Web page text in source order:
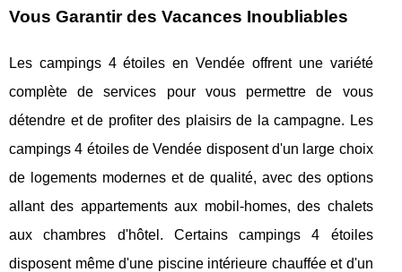
Vous Garantir des Vacances Inoubliables
Les campings 4 étoiles en Vendée offrent une variété
complète de services pour vous permettre de vous
détendre et de profiter des plaisirs de la campagne. Les
campings 4 étoiles de Vendée disposent d'un large choix
de logements modernes et de qualité, avec des options
allant des appartements aux mobil-homes, des chalets
aux chambres d'hôtel. Certains campings 4 étoiles
disposent même d'une piscine intérieure chauffée et d'un